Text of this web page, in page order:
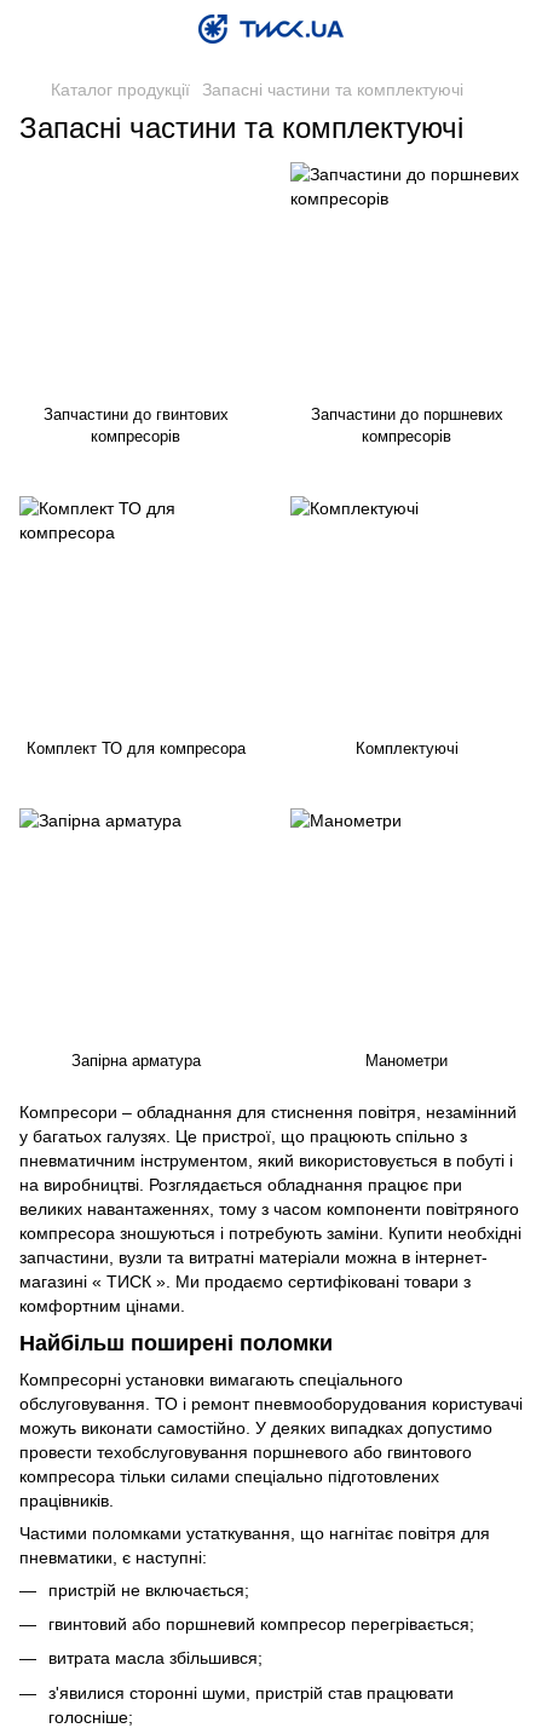
Каталог продукції Запасні частини та комплектуючі
Запасні частини та комплектуючі
Компресори – обладнання для стиснення повітря, незамінний
у багатьох галузях. Це пристрої, що працюють спільно з
пневматичним інструментом, який використовується в побуті і
на виробництві. Розглядається обладнання працює при
великих навантаженнях, тому з часом компоненти повітряного
компресора зношуються і потребують заміни. Купити необхідні
запчастини, вузли та витратні матеріали можна в інтернет-
магазині « ТИСК ». Ми продаємо сертифіковані товари з
комфортним цінами.
Найбільш поширені поломки
Компресорні установки вимагають спеціального
обслуговування. ТО і ремонт пневмооборудования користувачі
можуть виконати самостійно. У деяких випадках допустимо
провести техобслуговування поршневого або гвинтового
компресора тільки силами спеціально підготовлених
працівників.
Частими поломками устаткування, що нагнітає повітря для
пневматики, є наступні:
пристрій не включається;
гвинтовий або поршневий компресор перегрівається;
витрата масла збільшився;
з'явилися сторонні шуми, пристрій став працювати
голосніше;
Запчастини до гвинтових
компресорів
Запчастини до поршневих
компресорів
Комплект ТО для компресора Комплектуючі
Запірна арматура Манометри